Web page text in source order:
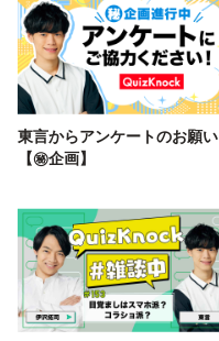
東言からアンケートのお願い
【㊙️企画】